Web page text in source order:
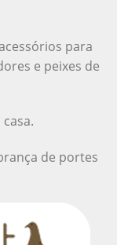
para
e peixes de
de portes